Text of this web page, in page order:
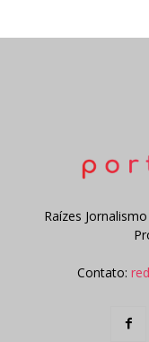
Raízes
Contato: